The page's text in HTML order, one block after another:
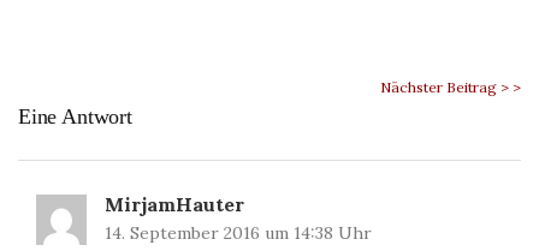
Nächster Beitrag > >
Eine Antwort
MirjamHauter
14. September 2016 um 14:38 Uhr